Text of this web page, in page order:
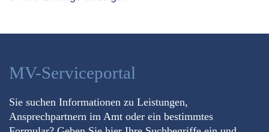
MV-Serviceportal
Sie suchen Informationen zu Leistungen,
Ansprechpartnern im Amt oder ein bestimmtes